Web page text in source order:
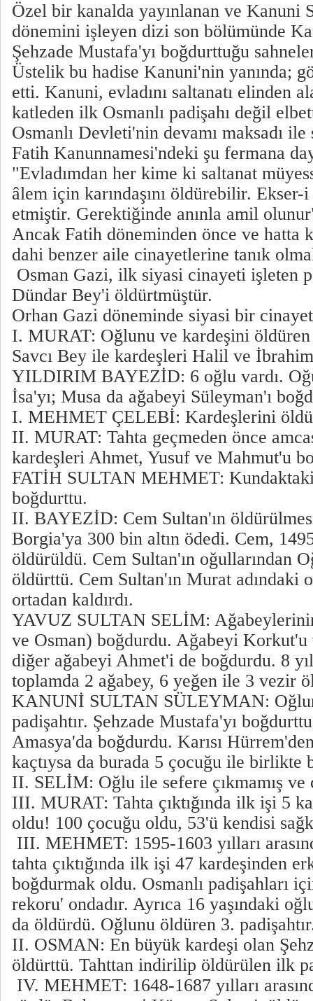
Özel bir kanalda yayınlanan ve Kanuni
dönemini işleyen dizi son bölümünde
Şehzade Mustafa'yı boğdurttuğu
Üstelik bu hadise Kanuni'nin yanında;
etti. Kanuni, evladını saltanatı elinden
katleden ilk Osmanlı padişahı değil
Osmanlı Devleti'nin devamı maksadı
Fatih Kanunnamesi'ndeki şu fermana
"Evladımdan her kime ki saltanat
âlem için karındaşını öldürebilir.
etmiştir. Gerektiğinde anınla amil olunur
Ancak Fatih döneminden önce ve hatta
dahi benzer aile cinayetlerine tanık
Osman Gazi, ilk siyasi cinayeti işleten
Dündar Bey'i öldürtmüştür.
Orhan Gazi döneminde siyasi bir
I. MURAT: Oğlunu ve kardeşini
Savcı Bey ile kardeşleri Halil ve
YILDIRIM BAYEZİD: 6 oğlu vardı.
İsa'yı; Musa da ağabeyi Süleyman'ı
I. MEHMET ÇELEBİ: Kardeşlerini
II. MURAT: Tahta geçmeden önce
kardeşleri Ahmet, Yusuf ve Mahmut'u
FATİH SULTAN MEHMET:
boğdurttu.
II. BAYEZİD: Cem Sultan'ın
Borgia'ya 300 bin altın ödedi. Cem,
öldürüldü. Cem Sultan'ın oğullarından
öldürttü. Cem Sultan'ın Murat adındaki
ortadan kaldırdı.
YAVUZ SULTAN SELİM:
ve Osman) boğdurdu. Ağabeyi Korkut'u
diğer ağabeyi Ahmet'i de boğdurdu. 8
toplamda 2 ağabey, 6 yeğen ile 3 vezir
KANUNİ SULTAN SÜLEYMAN:
padişahtır. Şehzade Mustafa'yı
Amasya'da boğdurdu. Karısı
kaçtıysa da burada 5 çocuğu ile
II. SELİM: Oğlu ile sefere çıkmamış
III. MURAT: Tahta çıktığında ilk işi 5
oldu! 100 çocuğu oldu, 53'ü kendisi
III. MEHMET: 1595-1603 yılları
tahta çıktığında ilk işi 47 kardeşinden
boğdurmak oldu. Osmanlı padişahları
rekoru' ondadır. Ayrıca 16 yaşındaki
da öldürdü. Oğlunu öldüren 3.
II. OSMAN: En büyük kardeşi olan
öldürttü. Tahttan indirilip öldürülen ilk
IV. MEHMET: 1648-1687 yılları